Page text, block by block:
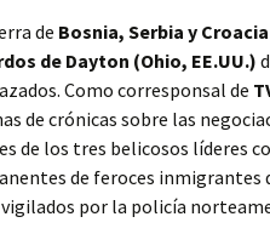
de Bosnia, Serbia y Croacia
de Dayton (Ohio, EE.UU.)
Como corresponsal de
de crónicas sobre las
de los tres belicosos líderes
de feroces inmigrantes
vigilados por la policía